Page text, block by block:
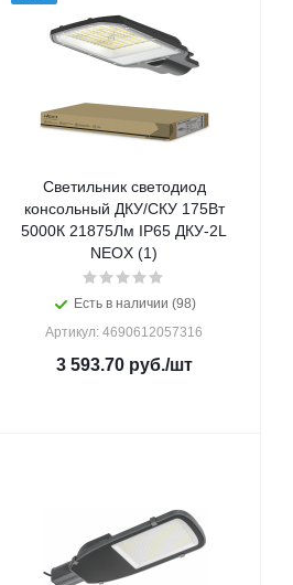
Светильник светодиод
консольный ДКУ/СКУ 175Вт
5000К 21875Лм IP65 ДКУ-2L
NEOX (1)
Есть в наличии (98)
Артикул: 4690612057316
3 593.70руб./шт